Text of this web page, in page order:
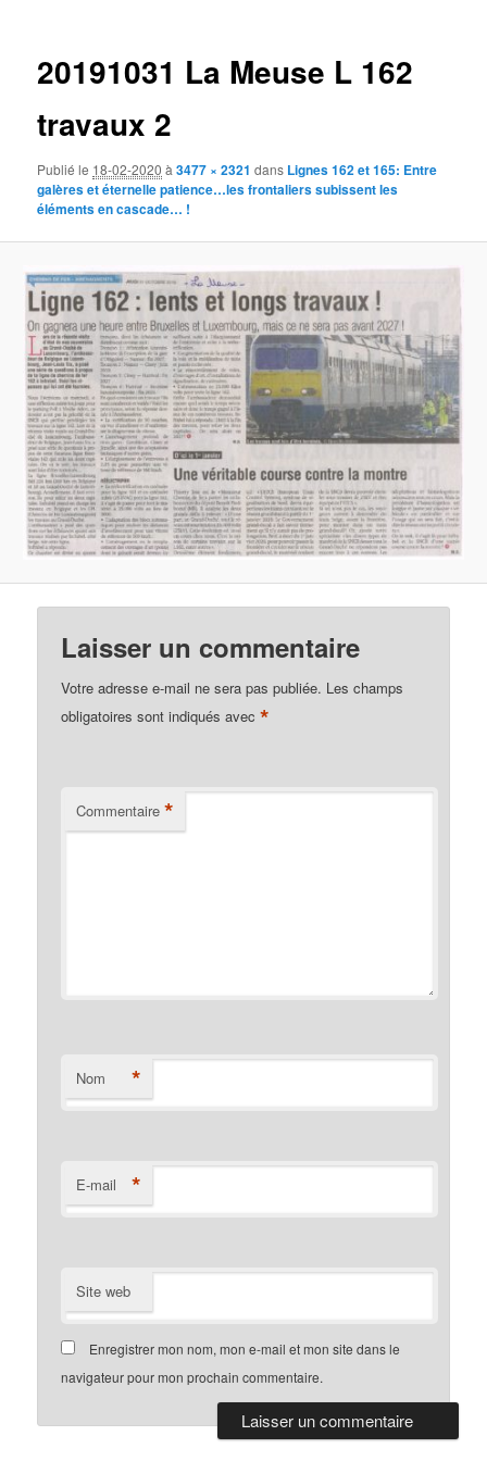
20191031 La Meuse L 162
travaux 2
Publié le 18-02-2020 à3477 × 2321 dans Lignes 162 et 165: Entre
galères et éternelle patience…les frontaliers subissent les
éléments en cascade… !
Laisser un commentaire
Votre adresse e-mail ne sera pas publiée. Les champs
obligatoires sont indiqués avec*
Commentaire *
Nom *
E-mail *
Site web
Enregistrer mon nom, mon e-mail et mon site dans le
navigateur pour mon prochain commentaire.